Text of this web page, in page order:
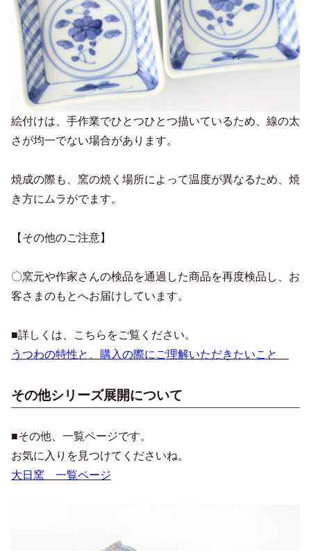
絵付けは、手作業でひとつひとつ描いているため、線の太
さが均一でない場合があります。
焼成の際も、窯の焼く場所によって温度が異なるため、焼
き方にムラがでます。
【その他のご注意】
〇窯元や作家さんの検品を通過した商品を再度検品し、お
客さまのもとへお届けしています。
■詳しくは、こちらをご覧ください。
うつわの特性と、購入の際にご理解いただきたいこと
その他シリーズ展開について
■その他、一覧ページです。
お気に入りを見つけてくださいね。
大日窯 一覧ページ